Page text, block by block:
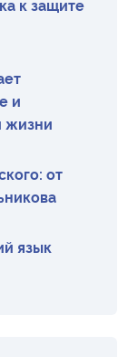
к защите
и
жизни
от
язык